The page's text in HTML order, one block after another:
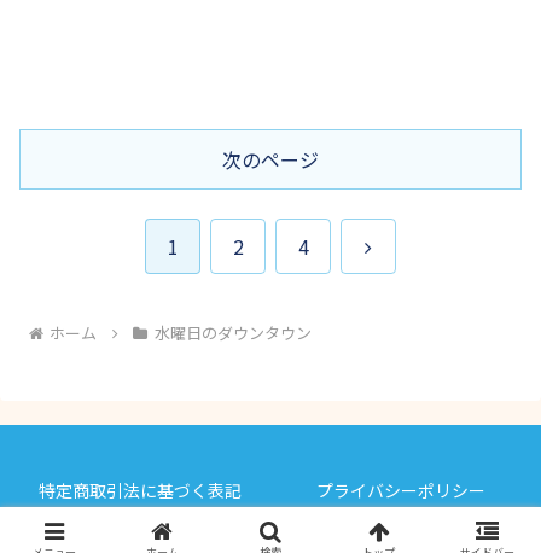
次のページ
1 2 4
次
ホーム 水曜日のダウンタウン
特定商取引法に基づく表記
プライバシーポリシー
© 2017 トレンドホヤホヤ.